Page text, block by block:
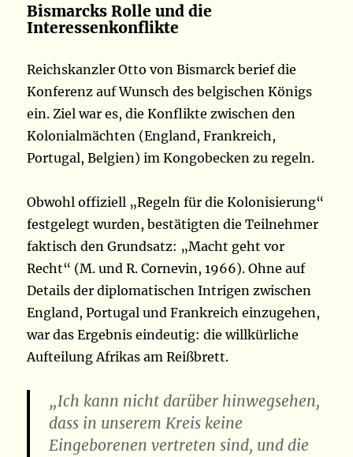
Bismarcks Rolle und die
Interessenkonflikte
Reichskanzler Otto von Bismarck berief die
Konferenz auf Wunsch des belgischen Königs
ein. Ziel war es, die Konflikte zwischen den
Kolonialmächten (England, Frankreich,
Portugal, Belgien) im Kongobecken zu regeln.
Obwohl offiziell „Regeln für die Kolonisierung“
festgelegt wurden, bestätigten die Teilnehmer
faktisch den Grundsatz: „Macht geht vor
Recht“ (M. und R. Cornevin, 1966). Ohne auf
Details der diplomatischen Intrigen zwischen
England, Portugal und Frankreich einzugehen,
war das Ergebnis eindeutig: die willkürliche
Aufteilung Afrikas am Reißbrett.
„Ich kann nicht darüber hinwegsehen,
dass in unserem Kreis keine
Eingeborenen vertreten sind, und die